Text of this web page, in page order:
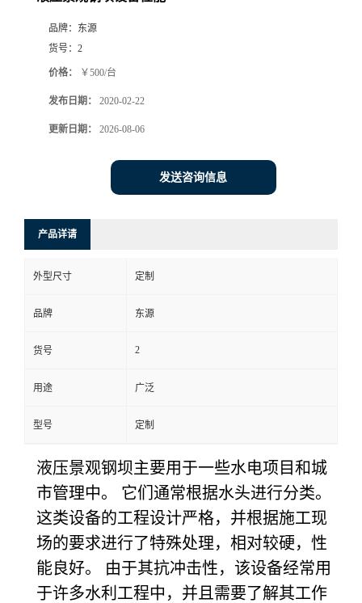
品牌： 东源
货号： 2
价格： ￥500/台
发布日期： 2020-02-22
更新日期： 2026-08-06
发送咨询信息
产品详请
外型尺寸 定制
品牌 东源
货号 2
用途 广泛
型号 定制
液压景观钢坝主要用于一些水电项目和城
市管理中。 它们通常根据水头进行分类。
这类设备的工程设计严格，并根据施工现
场的要求进行了特殊处理，相对较硬，性
能良好。 由于其抗冲击性，该设备经常用
于许多水利工程中，并且需要了解其工作